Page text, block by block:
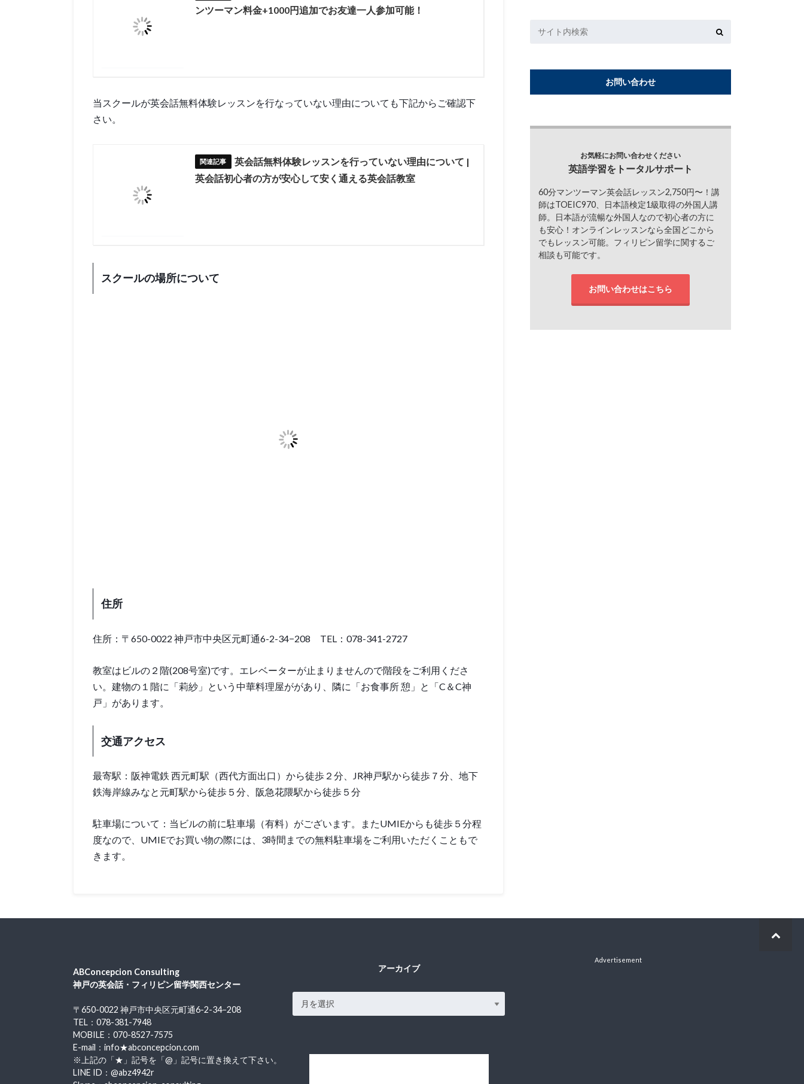
ンツーマン料金+1000円追加でお友達一人参加可能！
当スクールが英会話無料体験レッスンを行なっていない理由についても下記からご確認下
さい。
英会話無料体験レッスンを行っていない理由について |
英会話初心者の方が安心して安く通える英会話教室
スクールの場所について
住所
住所：〒650-0022 神戸市中央区元町通6-2-34−208 TEL：078-341-2727
教室はビルの２階(208号室)です。エレベーターが止まりませんので階段をご利用くださ
い。建物の１階に「莉紗」という中華料理屋ががあり、隣に「お食事所 憩」と「C＆C神
戸」があります。
交通アクセス
最寄駅：阪神電鉄 西元町駅（西代方面出口）から徒歩２分、JR神戸駅から徒歩７分、地下
鉄海岸線みなと元町駅から徒歩５分、阪急花隈駅から徒歩５分
駐車場について：当ビルの前に駐車場（有料）がございます。またUMIEからも徒歩５分程
度なので、UMIEでお買い物の際には、3時間までの無料駐車場をご利用いただくこともで
きます。
お問い合わせ
お気軽にお問い合わせください
英語学習をトータルサポート
60分マンツーマン英会話レッスン2,750円〜！講
師はTOEIC970、日本語検定1級取得の外国人講
師。日本語が流暢な外国人なので初心者の方に
も安心！オンラインレッスンなら全国どこから
でもレッスン可能。フィリピン留学に関するご
相談も可能です。
お問い合わせはこちら
ABConcepcion Consulting
神戸の英会話・フィリピン留学関西センター
〒650-0022 神戸市中央区元町通6-2-34−208
TEL：078-381-7948
MOBILE：070-8527-7575
E-mail：info★abconcepcion.com
※上記の「★」記号を「@」記号に置き換えて下さい。
LINE ID：@abz4942r
アーカイブ
Advertisement